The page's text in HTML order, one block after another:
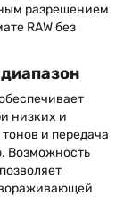
разрешением
RAW без
низких и
и передача
Возможность